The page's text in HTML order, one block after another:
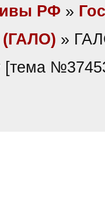
РФ »
(ГАЛО) »
[тема